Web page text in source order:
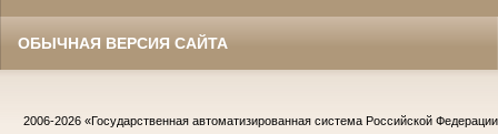
ОБЫЧНАЯ ВЕРСИЯ САЙТА
2006-2026 «Государственная автоматизированная система Российской